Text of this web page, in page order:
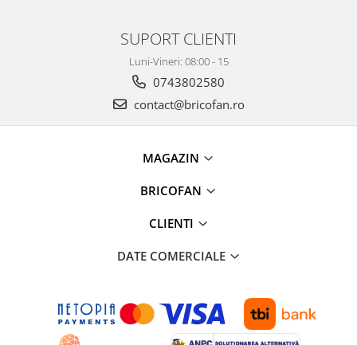
Accesorii pentru animale
Articole si accesorii birou
SUPORT CLIENTI
Luni-Vineri: 08:00 - 15
0743802580
contact@bricofan.ro
MAGAZIN
BRICOFAN
CLIENTI
DATE COMERCIALE